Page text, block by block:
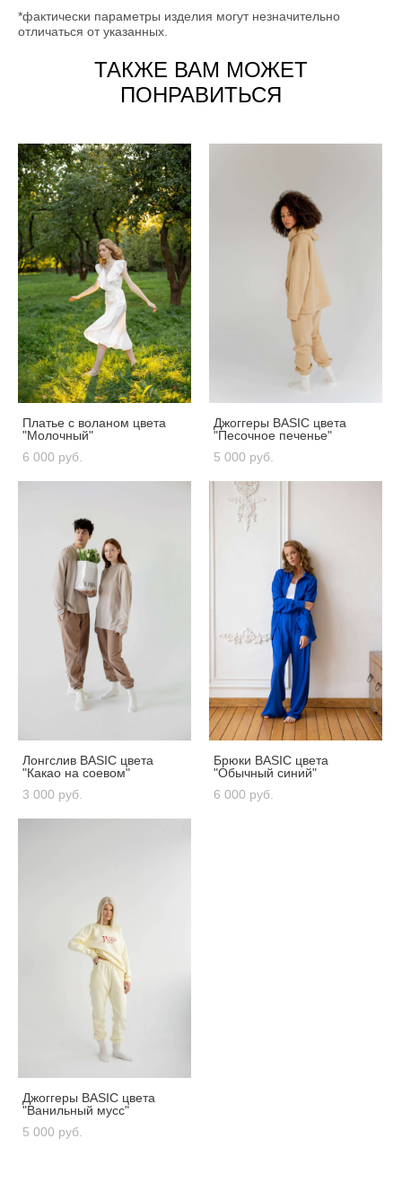
*фактически параметры изделия могут незначительно
отличаться от указанных.
ТАКЖЕ ВАМ МОЖЕТ
ПОНРАВИТЬСЯ
Платье с воланом цвета
"Молочный"
6 000 pуб.
Джоггеры BASIC цвета
"Песочное печенье"
5 000 pуб.
Лонгслив BASIC цвета
"Какао на соевом"
3 000 pуб.
Брюки BASIC цвета
"Обычный синий"
6 000 pуб.
Джоггеры BASIC цвета
"Ванильный мусс"
5 000 pуб.